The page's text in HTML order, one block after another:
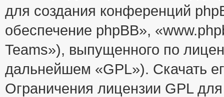
для создания конференций
обеспечение phpBB»,
Teams»), выпущенного по
дальнейшем «GPL»). Скачать
Ограничения лицензии GPL